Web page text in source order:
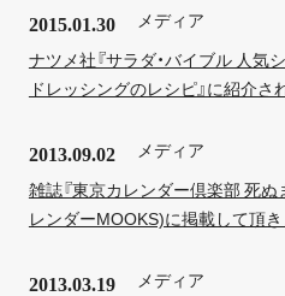
2015.01.30
メディア
ナツメ社『サラダ・バイブル 人気
ドレッシングのレシピ』に紹介さ
2013.09.02
メディア
雑誌『東京カレンダー倶楽部 死
レンダーMOOKS)に掲載して頂
2013.03.19
メディア